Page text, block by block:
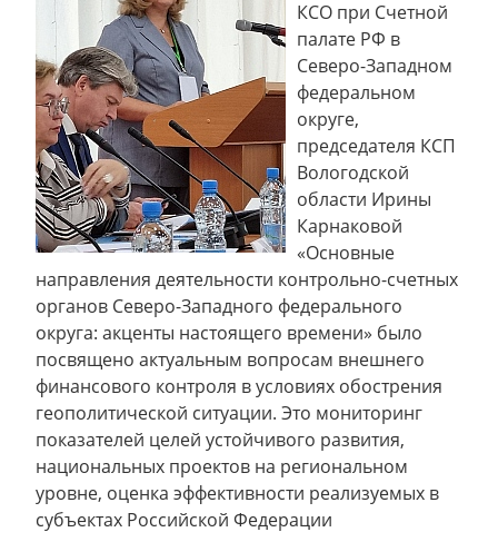
КСО при Счетной
палате РФ в
Северо-Западном
федеральном
округе,
председателя КСП
Вологодской
области Ирины
Карнаковой
«Основные
направления деятельности контрольно-счетных
органов Северо-Западного федерального
округа: акценты настоящего времени» было
посвящено актуальным вопросам внешнего
финансового контроля в условиях обострения
геополитической ситуации. Это мониторинг
показателей целей устойчивого развития,
национальных проектов на региональном
уровне, оценка эффективности реализуемых в
субъектах Российской Федерации